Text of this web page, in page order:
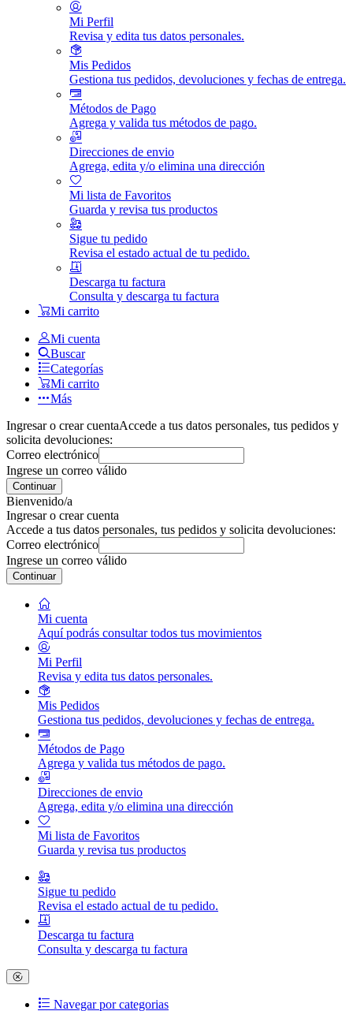
Mi Perfil
Revisa y edita tus datos personales.
Mis Pedidos
Gestiona tus pedidos, devoluciones y fechas de entrega.
Métodos de Pago
Agrega y valida tus métodos de pago.
Direcciones de envio
Agrega, edita y/o elimina una dirección
Mi lista de Favoritos
Guarda y revisa tus productos
Sigue tu pedido
Revisa el estado actual de tu pedido.
Descarga tu factura
Consulta y descarga tu factura
Mi carrito
Mi cuenta
Buscar
Categorías
Mi carrito
Más
Ingresar o crear cuentaAccede a tus datos personales, tus pedidos y
solicita devoluciones:
Correo electrónico
Ingrese un correo válido
Continuar
Bienvenido/a
Ingresar o crear cuenta
Accede a tus datos personales, tus pedidos y solicita devoluciones:
Correo electrónico
Ingrese un correo válido
Continuar
Mi cuenta
Aquí podrás consultar todos tus movimientos
Mi Perfil
Revisa y edita tus datos personales.
Mis Pedidos
Gestiona tus pedidos, devoluciones y fechas de entrega.
Métodos de Pago
Agrega y valida tus métodos de pago.
Direcciones de envio
Agrega, edita y/o elimina una dirección
Mi lista de Favoritos
Guarda y revisa tus productos
Sigue tu pedido
Revisa el estado actual de tu pedido.
Descarga tu factura
Consulta y descarga tu factura
Navegar por categorias